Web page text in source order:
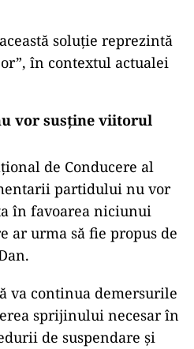
soluție reprezintă
în contextul actualei
vor susține viitorul
de Conducere al
partidului nu vor
în favoarea niciunui
ar urma să fie propus de
va continua demersurile
sprijinului necesar în
de suspendare și